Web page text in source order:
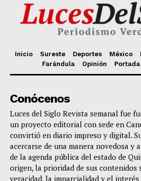
Inicio Sureste Deportes México
Farándula
Opinión Portada
Conócenos
Luces del Siglo Revista semanal fue
un proyecto editorial con sede en
convirtió en diario impreso y digital.
acercarse de una manera novedosa y
de la agenda pública del estado de
origen, la prioridad de sus contenidos
veracidad, la imparcialidad y el